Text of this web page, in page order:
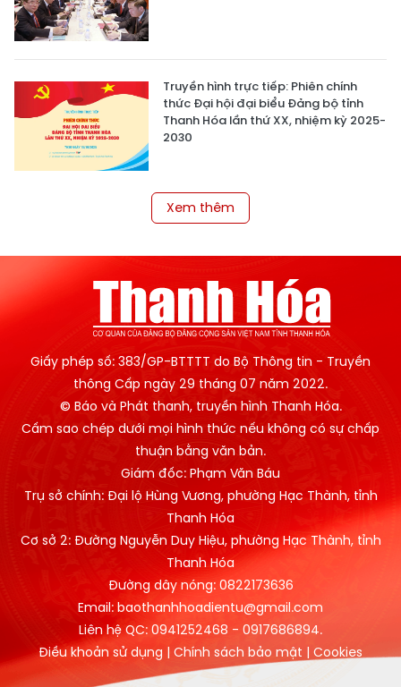
Truyền hình trực tiếp: Phiên chính
thức Đại hội đại biểu Đảng bộ tỉnh
Thanh Hóa lần thứ XX, nhiệm kỳ 2025-
2030
Xem thêm
Giấy phép số: 383/GP-BTTTT do Bộ Thông tin - Truyền
thông Cấp ngày 29 tháng 07 năm 2022.
© Báo và Phát thanh, truyền hình Thanh Hóa.
Cấm sao chép dưới mọi hình thức nếu không có sự chấp
thuận bằng văn bản.
Giám đốc: Phạm Văn Báu
Trụ sở chính: Đại lộ Hùng Vương, phường Hạc Thành, tỉnh
Thanh Hóa
Cơ sở 2: Đường Nguyễn Duy Hiệu, phường Hạc Thành, tỉnh
Thanh Hóa
Đường dây nóng: 0822173636
Email: baothanhhoadientu@gmail.com
Liên hệ QC: 0941252468 - 0917686894.
Điều khoản sử dụng | Chính sách bảo mật | Cookies